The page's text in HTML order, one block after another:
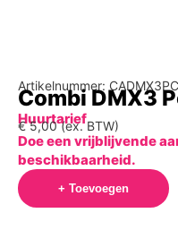
Artikelnummer:
Combi DMX3
Huurtarief
€5,00(ex. BTW)
Doe een vrijblijvende
beschikbaarheid.
+ Toevoegen